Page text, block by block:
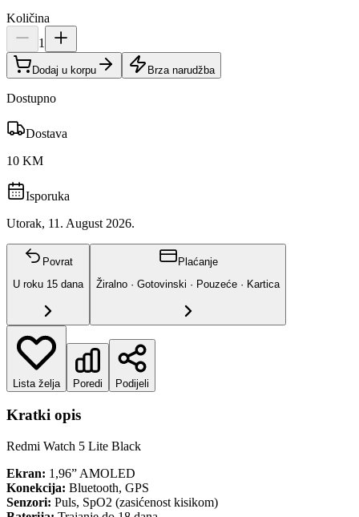
Količina
1
Dodaj u korpu Brza narudžba
Dostupno
Dostava
10 KM
Isporuka
Utorak, 11. August 2026.
Povrat
U roku 15 dana
Plaćanje
Žiralno · Gotovinski · Pouzeće · Kartica
Lista želja Poredi Podijeli
Kratki opis
Redmi Watch 5 Lite Black
Ekran: 1,96” AMOLED
Konekcija: Bluetooth, GPS
Senzori: Puls, SpO2 (zasićenost kisikom)